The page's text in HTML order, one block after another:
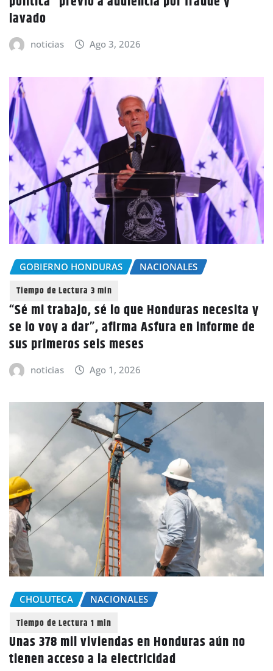
lavado
noticias Ago 3, 2026
GOBIERNO HONDURAS NACIONALES
“Sé mi trabajo, sé lo que Honduras necesita y
se lo voy a dar”, afirma Asfura en informe de
sus primeros seis meses
noticias Ago 1, 2026
CHOLUTECA NACIONALES
Unas 378 mil viviendas en Honduras aún no
tienen acceso a la electricidad